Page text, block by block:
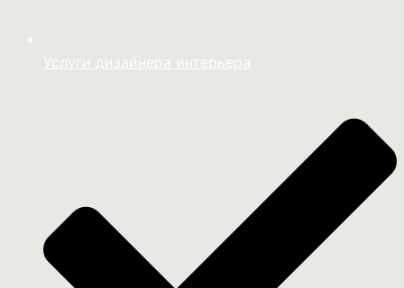
Услуги дизайнера интерьера